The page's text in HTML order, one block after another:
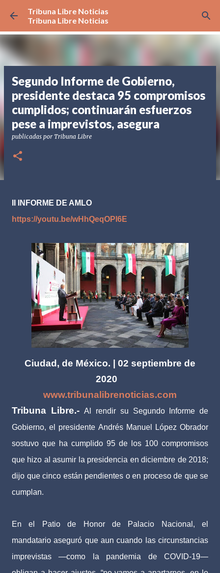
Ir al contenido principal
Tribuna Libre Noticias
Tribuna Libre Noticias
Segundo Informe de Gobierno,
presidente destaca 95 compromisos
cumplidos; continuarán esfuerzos
pese a imprevistos, asegura
publicadas por Tribuna Libre
II INFORME DE AMLO
https://youtu.be/wHhQeqOPl6E
Ciudad, de México. | 02 septiembre de
2020
www.tribunalibrenoticias.com
Tribuna Libre.-Al rendir su Segundo Informe de
Gobierno, el presidente Andrés Manuel López Obrador
sostuvo que ha cumplido 95 de los 100 compromisos
que hizo al asumir la presidencia en diciembre de 2018;
dijo que cinco están pendientes o en proceso de que se
cumplan.
En el Patio de Honor de Palacio Nacional, el
mandatario aseguró que aun cuando las circunstancias
imprevistas —como la pandemia de COVID-19—